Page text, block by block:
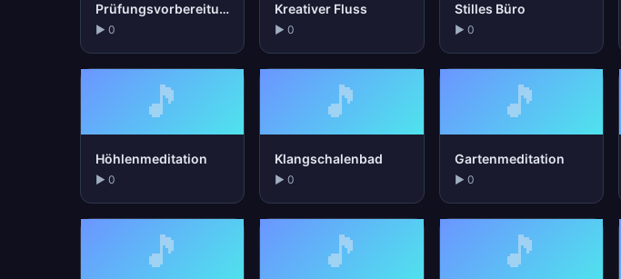
Prüfungsvorbereitung
▶ 0
Kreativer Fluss
▶ 0
Stilles Büro
▶ 0
🎵
Höhlenmeditation
▶ 0
🎵
Klangschalenbad
▶ 0
🎵
Gartenmeditation
▶ 0
🎵 🎵 🎵